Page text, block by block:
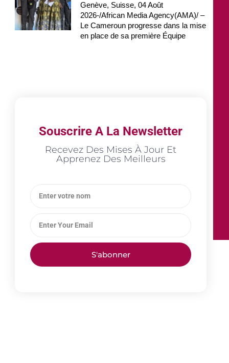
Genève, Suisse, 04 Août
2026-/African Media Agency(AMA)/ –
Le Cameroun progresse dans la mise
en place de sa première Équipe
Souscrire A La Newsletter
Recevez Des Mises À Jour Et
Apprenez Des Meilleurs
S'abonner